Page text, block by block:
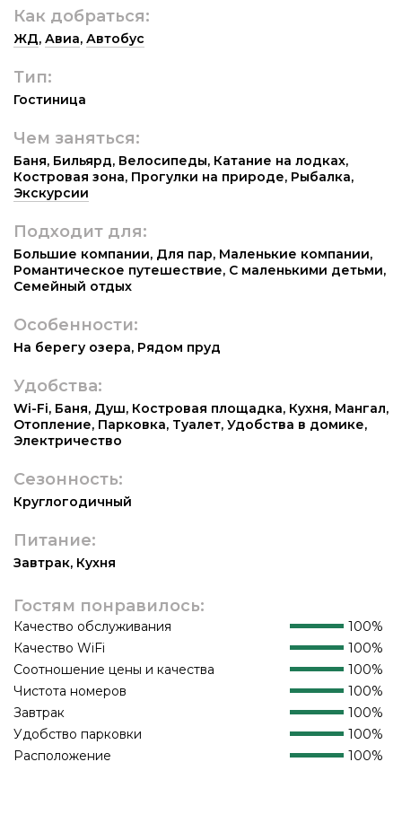
Как добраться:
ЖД, Авиа, Автобус
Тип:
Гостиница
Чем заняться:
Баня, Бильярд, Велосипеды, Катание на лодках,
Костровая зона, Прогулки на природе, Рыбалка,
Экскурсии
Подходит для:
Большие компании, Для пар, Маленькие компании,
Романтическое путешествие, С маленькими детьми,
Семейный отдых
Особенности:
На берегу озера, Рядом пруд
Удобства:
Wi-Fi, Баня, Душ, Костровая площадка, Кухня, Мангал,
Отопление, Парковка, Туалет, Удобства в домике,
Электричество
Сезонность:
Круглогодичный
Питание:
Завтрак, Кухня
Гостям понравилось:
Качество обслуживания
100%
Качество WiFi
100%
Соотношение цены и качества
100%
Чистота номеров
100%
Завтрак
100%
Удобство парковки
100%
Расположение
100%